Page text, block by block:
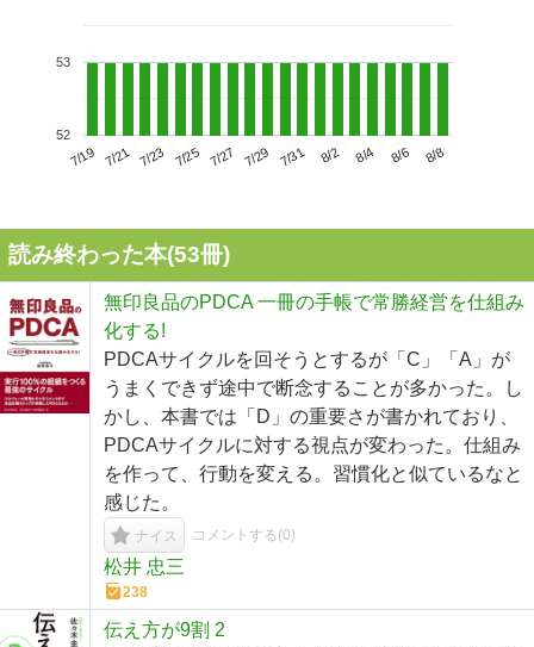
7/19 7/21 7/23 7/25 7/27 7/29 7/31 8/2 8/4 8/6 8/8
52
53
読み終わった本(53冊)
無印良品のPDCA 一冊の手帳で常勝経営を仕組み
化する!
PDCAサイクルを回そうとするが「C」「A」が
うまくできず途中で断念することが多かった。し
かし、本書では「D」の重要さが書かれており、
PDCAサイクルに対する視点が変わった。仕組み
を作って、行動を変える。習慣化と似ているなと
感じた。
ナイス コメントする(0)
松井 忠三
238
伝え方が9割 2